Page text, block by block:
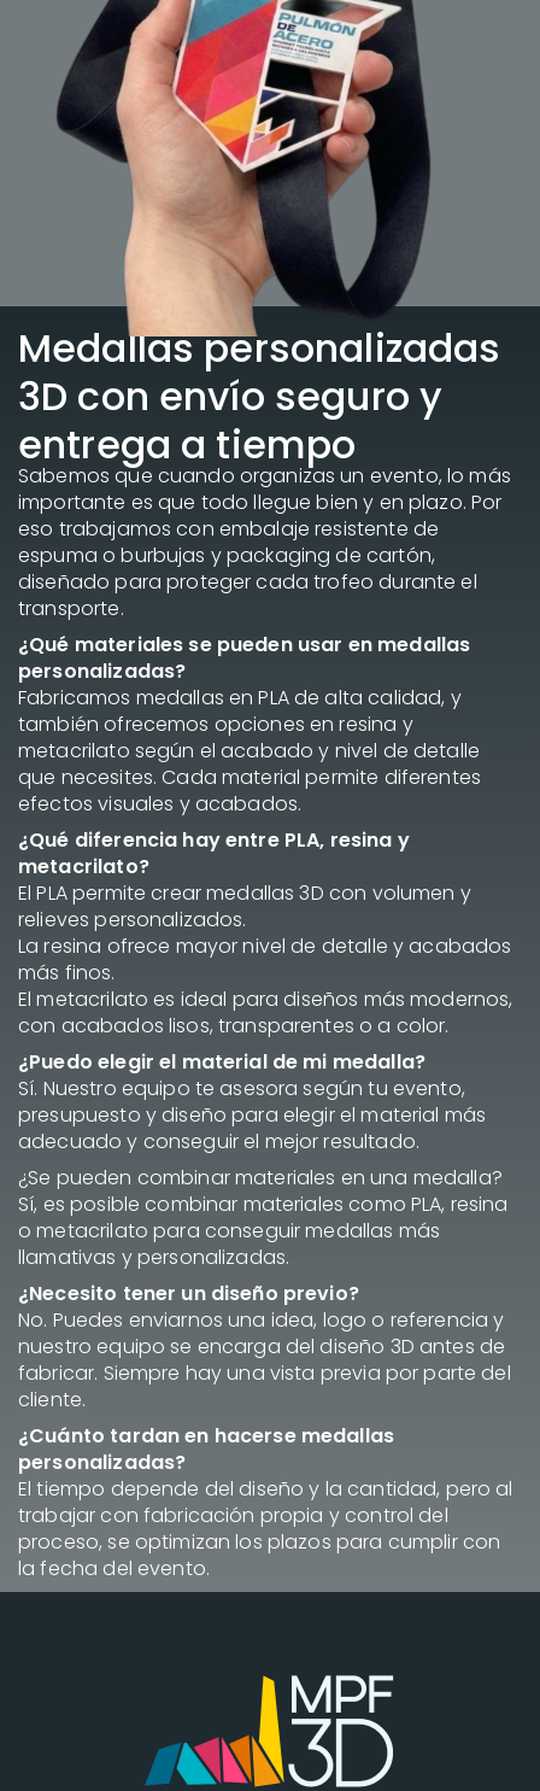
Medallas personalizadas
3D con envío seguro y
entrega a tiempo
Sabemos que cuando organizas un evento, lo más
importante es que todo llegue bien y en plazo. Por
eso trabajamos con embalaje resistente de
espuma o burbujas y packaging de cartón,
diseñado para proteger cada trofeo durante el
transporte.
¿Qué materiales se pueden usar en medallas
personalizadas?
Fabricamos medallas en PLA de alta calidad, y
también ofrecemos opciones en resina y
metacrilato según el acabado y nivel de detalle
que necesites. Cada material permite diferentes
efectos visuales y acabados.
¿Qué diferencia hay entre PLA, resina y
metacrilato?
El PLA permite crear medallas 3D con volumen y
relieves personalizados.
La resina ofrece mayor nivel de detalle y acabados
más finos.
El metacrilato es ideal para diseños más modernos,
con acabados lisos, transparentes o a color.
¿Puedo elegir el material de mi medalla?
Sí. Nuestro equipo te asesora según tu evento,
presupuesto y diseño para elegir el material más
adecuado y conseguir el mejor resultado.
¿Se pueden combinar materiales en una medalla?
Sí, es posible combinar materiales como PLA, resina
o metacrilato para conseguir medallas más
llamativas y personalizadas.
¿Necesito tener un diseño previo?
No. Puedes enviarnos una idea, logo o referencia y
nuestro equipo se encarga del diseño 3D antes de
fabricar. Siempre hay una vista previa por parte del
cliente.
¿Cuánto tardan en hacerse medallas
personalizadas?
El tiempo depende del diseño y la cantidad, pero al
trabajar con fabricación propia y control del
proceso, se optimizan los plazos para cumplir con
la fecha del evento.